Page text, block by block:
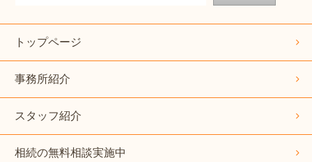
トップページ
事務所紹介
スタッフ紹介
相続の無料相談実施中